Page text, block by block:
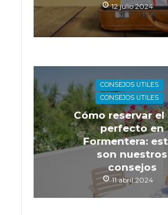
12 julio 2024
CONSEJOS UTILES
CONSEJOS UTILES
Cómo reservar el
perfecto en
Formentera:
son nuestros
consejos
11 abril 2024